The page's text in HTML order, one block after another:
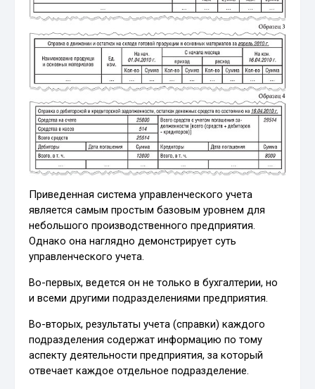
Приведенная система управленческого учета
является самым простым базовым уровнем для
небольшого производственного предприятия.
Однако она наглядно демонстрирует суть
управленческого учета.
Во-первых, ведется он не только в бухгалтерии, но
и всеми другими подразделениями предприятия.
Во-вторых, результаты учета (справки) каждого
подразделения содержат информацию по тому
аспекту деятельности предприятия, за который
отвечает каждое отдельное подразделение.